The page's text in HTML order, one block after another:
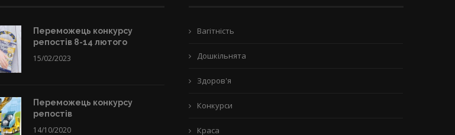
Переможець конкурсу
репостів 8-14 лютого
15/02/2023
Переможець конкурсу
репостів
14/10/2020
Вагітність
Дошкільнята
Здоров'я
Конкурси
Краса